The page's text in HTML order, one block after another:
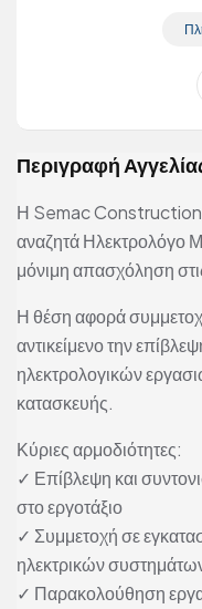
Περιγραφή
Η Semac Construction,
αναζητά Ηλεκτρολόγο
μόνιμη απασχόληση
Η θέση αφορά
αντικείμενο την
ηλεκτρολογικών
κατασκευής.
Κύριες αρμοδιότητες:
✓ Επίβλεψη και
στο εργοτάξιο
✓ Συμμετοχή σε
ηλεκτρικών
✓ Παρακολούθηση